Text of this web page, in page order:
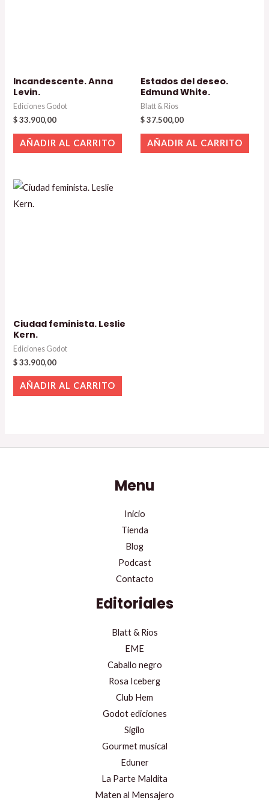
Incandescente. Anna
Levin.
Ediciones Godot
$33.900,00
AÑADIR AL CARRITO
Estados del deseo.
Edmund White.
Blatt & Rios
$37.500,00
AÑADIR AL CARRITO
Ciudad feminista. Leslie
Kern.
Ediciones Godot
$33.900,00
AÑADIR AL CARRITO
Menu
Inicio
Tienda
Blog
Podcast
Contacto
Editoriales
Blatt & Rios
EME
Caballo negro
Rosa Iceberg
Club Hem
Godot ediciones
Sigilo
Gourmet musical
Eduner
La Parte Maldita
Maten al Mensajero